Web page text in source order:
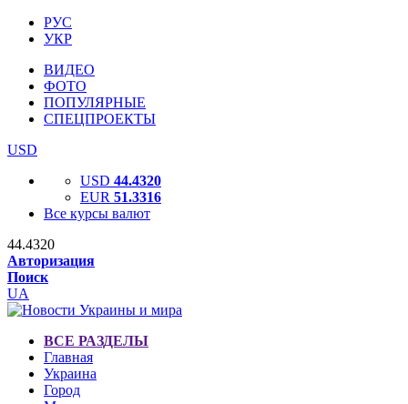
РУС
УКР
ВИДЕО
ФОТО
ПОПУЛЯРНЫЕ
СПЕЦПРОЕКТЫ
USD
USD 44.4320
EUR 51.3316
Все курсы валют
44.4320
Авторизация
Поиск
UA
ВСЕ РАЗДЕЛЫ
Главная
Украина
Город